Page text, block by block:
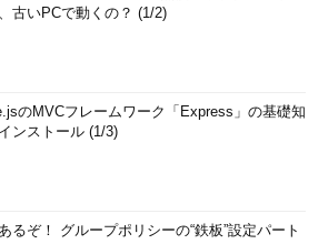
ハッシュ関数とは、以下のような特徴を持
ズムの出力値（これをハッシュ値
）は必ず決められた長さ（128ビッ
ュ値から元データを推測すること
古いPCで動くの？ (1/2)
のMVCフレームワーク「Express」の基礎知
ンストール (1/3)
るぞ！ グループポリシーの“鉄板”設定パート